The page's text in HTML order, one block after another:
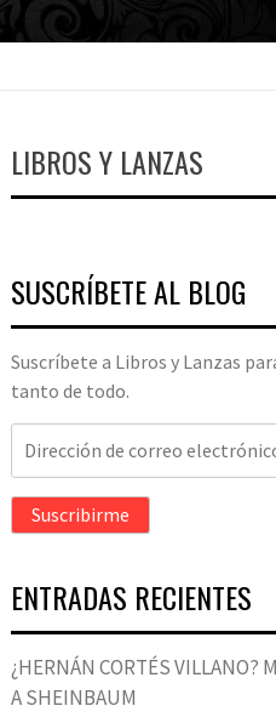
LIBROS Y LANZAS
SUSCRÍBETE AL BLOG
Suscríbete a Libros y Lanzas
tanto de todo.
Dirección
correo
electrónico
Suscribirme
ENTRADAS RECIENTES
¿HERNÁN CORTÉS VILLANO?
A SHEINBAUM